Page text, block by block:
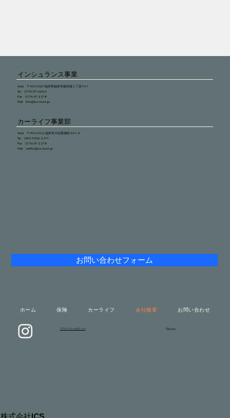
お問い合わせフォーム
ホーム 保険 カーライフ 会社概要 お問い合わせ
​プライバシーポリシー ©ICS Inc
インシュランス事業
Add 〒910-0067福井県福井市新田塚１丁目70-1
Tel 0776-97-6664
Fax 0776-31-2218
Mail info@ics-trust.jp
カーライフ事業部
Add 〒910-0102 福井市川合鷲塚町23-1-2
Tel 080-1966-2211
Fax 0776-31-2218
Mail carlife@ics-trust.jp